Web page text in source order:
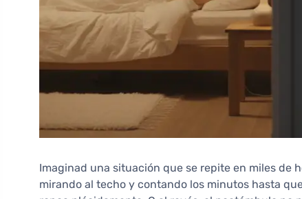
Imaginad una situación que se repite en miles de
mirando al techo y contando los minutos hasta